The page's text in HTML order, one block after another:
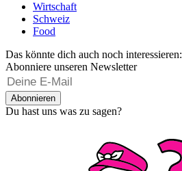
Wirtschaft
Schweiz
Food
Das könnte dich auch noch interessieren:
Abonniere unseren Newsletter
Abonnieren
Du hast uns was zu sagen?